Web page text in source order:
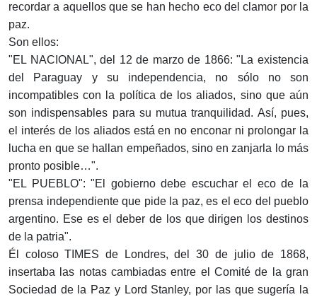
recordar a aquellos que se han hecho eco del clamor por la
paz.
Son ellos:
"EL NACIONAL", del 12 de marzo de 1866: "La existencia
del Paraguay y su independencia, no sólo no son
incompatibles con la política de los aliados, sino que aún
son indispensables para su mutua tranquilidad. Así, pues,
el interés de los aliados está en no enconar ni prolongar la
lucha en que se hallan empeñados, sino en zanjarla lo más
pronto posible…".
"EL PUEBLO": "El gobierno debe escuchar el eco de la
prensa independiente que pide la paz, es el eco del pueblo
argentino. Ese es el deber de los que dirigen los destinos
de la patria".
Él coloso TIMES de Londres, del 30 de julio de 1868,
insertaba las notas cambiadas entre el Comité de la gran
Sociedad de la Paz y Lord Stanley, por las que sugería la